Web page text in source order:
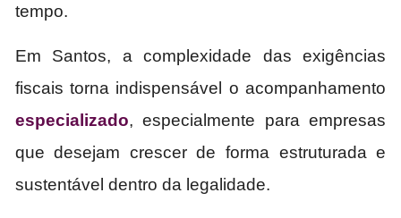
tempo.
Em Santos, a complexidade das exigências
fiscais torna indispensável o acompanhamento
especializado, especialmente para empresas
que desejam crescer de forma estruturada e
sustentável dentro da legalidade.